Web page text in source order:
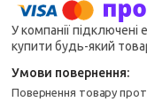
У компанії
купити будь-який
повернення товару